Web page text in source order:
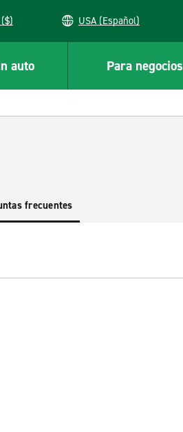
USA (Español)
auto Para negocios
frecuentes